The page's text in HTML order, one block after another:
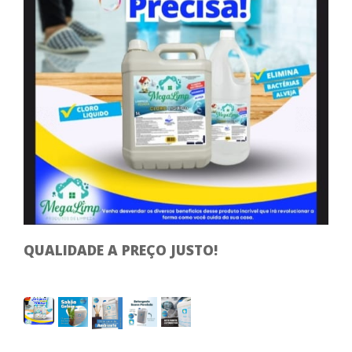
QUALIDADE A PREÇO JUSTO!